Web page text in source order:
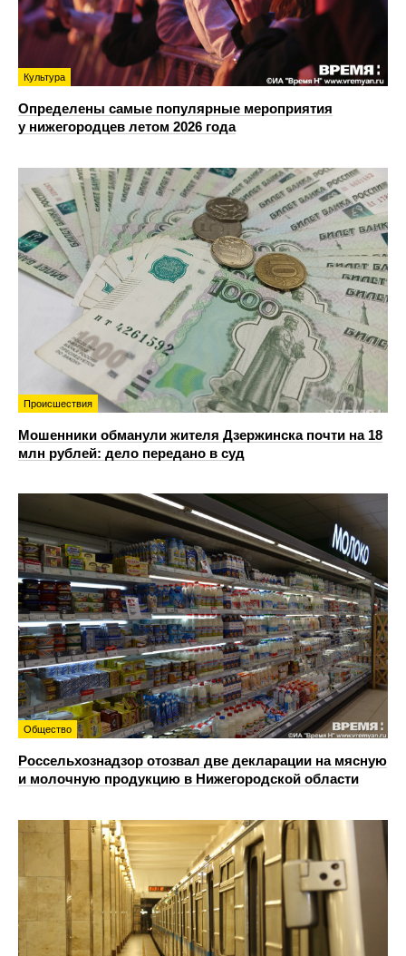
Культура
Определены самые популярные мероприятия
у нижегородцев летом 2026 года
Происшествия
Мошенники обманули жителя Дзержинска почти на 18
млн рублей: дело передано в суд
Общество
Россельхознадзор отозвал две декларации на мясную
и молочную продукцию в Нижегородской области